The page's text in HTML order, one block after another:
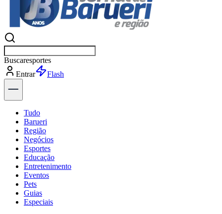
Buscarpolítica
Entrar
Explorar
Tudo
Barueri
Região
Negócios
Esportes
Educação
Entretenimento
Eventos
Pets
Guias
Especiais